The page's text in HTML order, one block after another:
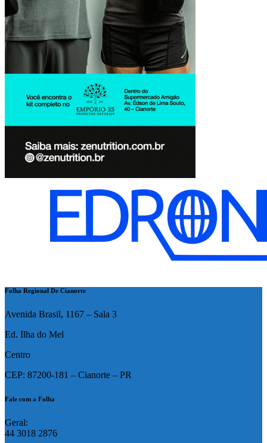
Folha Regional De Cianorte
Avenida Brasil, 1167 – Sala 3
Ed. Ilha do Mel
Centro
CEP: 87200-181 – Cianorte – PR
Fale com a Folha
Geral:
44 3018 2876